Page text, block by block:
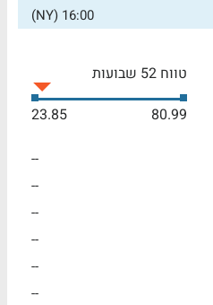
16:00 (NY)
טווח 52 שבועות
80.99
23.85
--
--
--
--
--
--